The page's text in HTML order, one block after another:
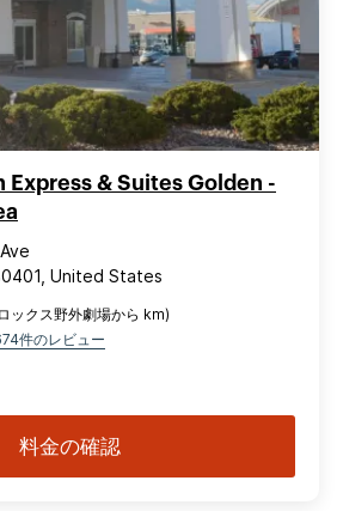
Express & Suites Golden -
United States
ックス野外劇場から km)
件のレビュー
料金の確認